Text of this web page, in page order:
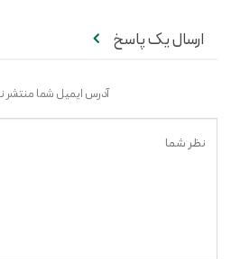
ارسال یک پاسخ
آدرس ایمیل شما منتشر